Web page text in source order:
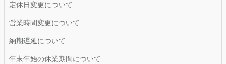
定休日変更について
営業時間変更について
納期遅延について
年末年始の休業期間について